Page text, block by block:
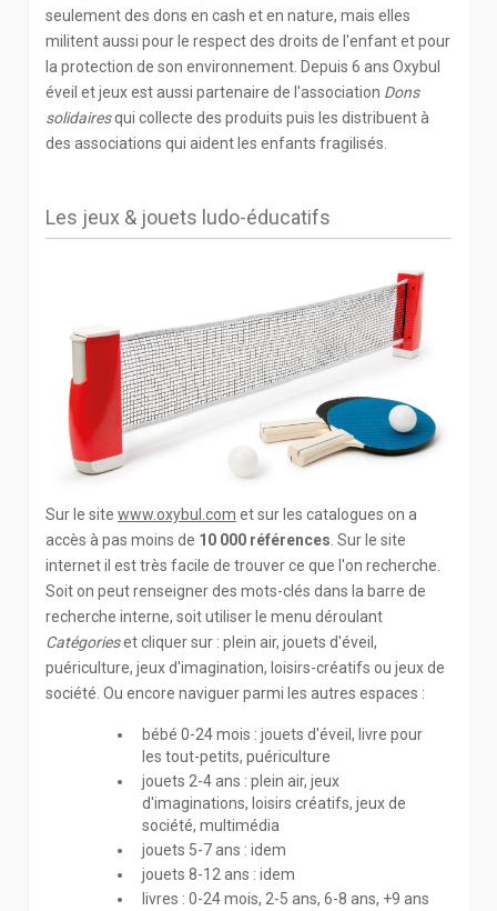
seulement des dons en cash et en nature, mais elles
militent aussi pour le respect des droits de l'enfant et pour
la protection de son environnement. Depuis 6 ans Oxybul
éveil et jeux est aussi partenaire de l'association Dons
solidairesqui collecte des produits puis les distribuent à
des associations qui aident les enfants fragilisés.
Les jeux & jouets ludo-éducatifs
Sur le site www.oxybul.com et sur les catalogues on a
accès à pas moins de 10 000 références . Sur le site
internet il est très facile de trouver ce que l'on recherche.
Soit on peut renseigner des mots-clés dans la barre de
recherche interne, soit utiliser le menu déroulant
Catégorieset cliquer sur : plein air, jouets d'éveil,
puériculture, jeux d'imagination, loisirs-créatifs ou jeux de
société. Ou encore naviguer parmi les autres espaces :
bébé 0-24 mois : jouets d'éveil, livre pour
les tout-petits, puériculture
jouets 2-4 ans : plein air, jeux
d'imaginations, loisirs créatifs, jeux de
société, multimédia
jouets 5-7 ans : idem
jouets 8-12 ans : idem
livres : 0-24 mois, 2-5 ans, 6-8 ans, +9 ans